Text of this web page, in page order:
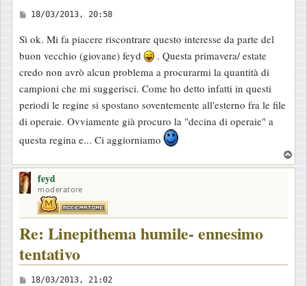
M
s
s
a
g
g
i
o
18/03/2013, 20:58
Sì ok. Mi fa piacere riscontrare questo interesse da parte del
buon vecchio (giovane) feyd
. Questa primavera/ estate
credo non avrò alcun problema a procurarmi la quantità di
campioni che mi suggerisci. Come ho detto infatti in questi
periodi le regine si spostano soventemente all'esterno fra le file
di operaie. Ovviamente già procuro la "decina di operaie" a
questa regina e... Ci aggiorniamo
o
feyd
moderatore
Re: Linepithema humile- ennesimo
tentativo
M
18/03/2013, 21:02